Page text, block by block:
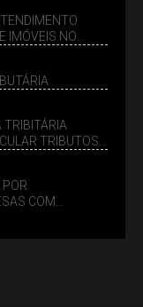
IMÓVEIS NO
TRIBITÁRIA
TRIBUTOS
COM